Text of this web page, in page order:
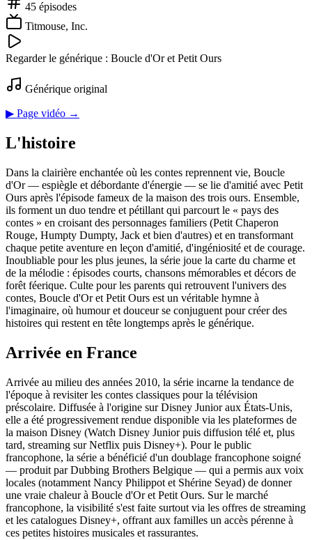
45 épisodes
Titmouse, Inc.
Regarder le générique : Boucle d'Or et Petit Ours
Générique original
▶ Page vidéo →
L'histoire
Dans la clairière enchantée où les contes reprennent vie, Boucle
d'Or — espiègle et débordante d'énergie — se lie d'amitié avec Petit
Ours après l'épisode fameux de la maison des trois ours. Ensemble,
ils forment un duo tendre et pétillant qui parcourt le « pays des
contes » en croisant des personnages familiers (Petit Chaperon
Rouge, Humpty Dumpty, Jack et bien d'autres) et en transformant
chaque petite aventure en leçon d'amitié, d'ingéniosité et de courage.
Inoubliable pour les plus jeunes, la série joue la carte du charme et
de la mélodie : épisodes courts, chansons mémorables et décors de
forêt féerique. Culte pour les parents qui retrouvent l'univers des
contes, Boucle d'Or et Petit Ours est un véritable hymne à
l'imaginaire, où humour et douceur se conjuguent pour créer des
histoires qui restent en tête longtemps après le générique.
Arrivée en France
Arrivée au milieu des années 2010, la série incarne la tendance de
l'époque à revisiter les contes classiques pour la télévision
préscolaire. Diffusée à l'origine sur Disney Junior aux États-Unis,
elle a été progressivement rendue disponible via les plateformes de
la maison Disney (Watch Disney Junior puis diffusion télé et, plus
tard, streaming sur Netflix puis Disney+). Pour le public
francophone, la série a bénéficié d'un doublage francophone soigné
— produit par Dubbing Brothers Belgique — qui a permis aux voix
locales (notamment Nancy Philippot et Shérine Seyad) de donner
une vraie chaleur à Boucle d'Or et Petit Ours. Sur le marché
francophone, la visibilité s'est faite surtout via les offres de streaming
et les catalogues Disney+, offrant aux familles un accès pérenne à
ces petites histoires musicales et rassurantes.